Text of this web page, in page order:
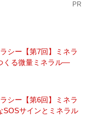
PR
シー【第7回】ミネラ
くる微量ミネラル―
シー【第6回】ミネラ
サインとミネラル